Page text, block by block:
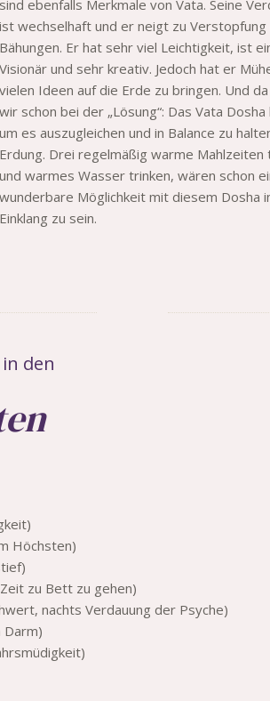
sind ebenfalls Merkmale von Vata. Seine
ist wechselhaft und er neigt zu Verstopfung
Bähungen. Er hat sehr viel Leichtigkeit, ist
Visionär und sehr kreativ. Jedoch hat er
vielen Ideen auf die Erde zu bringen. Und
wir schon bei der „Lösung“: Das Vata
um es auszugleichen und in Balance zu
Erdung. Drei regelmäßig warme Mahlzeiten
und warmes Wasser trinken, wären schon
wunderbare Möglichkeit mit diesem Dosha
Einklang zu sein.
den
Höchsten)
zu Bett zu gehen)
nachts Verdauung der Psyche)
Darm)